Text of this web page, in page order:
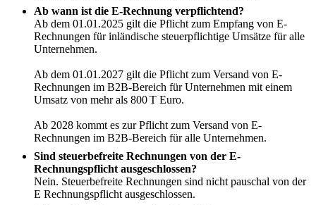
Ab wann ist die E-Rechnung verpflichtend?
Ab dem 01.01.2025 gilt die Pflicht zum Empfang von E-
Rechnungen für inländische steuerpflichtige Umsätze für alle
Unternehmen.
Ab dem 01.01.2027 gilt die Pflicht zum Versand von E-
Rechnungen im B2B-Bereich für Unternehmen mit einem
Umsatz von mehr als 800 T Euro.
Ab 2028 kommt es zur Pflicht zum Versand von E-
Rechnungen im B2B-Bereich für alle Unternehmen.
Sind steuerbefreite Rechnungen von der E-
Rechnungspflicht ausgeschlossen?
Nein. Steuerbefreite Rechnungen sind nicht pauschal von der
E Rechnungspflicht ausgeschlossen.